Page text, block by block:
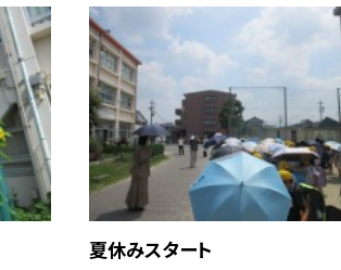
夏休みスタート